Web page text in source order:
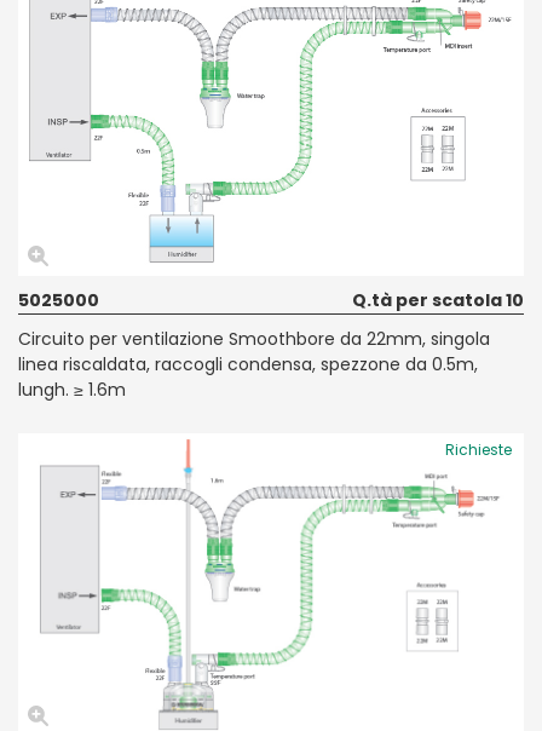
5025000
Q.tà per scatola 10
Circuito per ventilazione Smoothbore da 22mm, singola
linea riscaldata, raccogli condensa, spezzone da 0.5m,
lungh. ≥ 1.6m
Richieste